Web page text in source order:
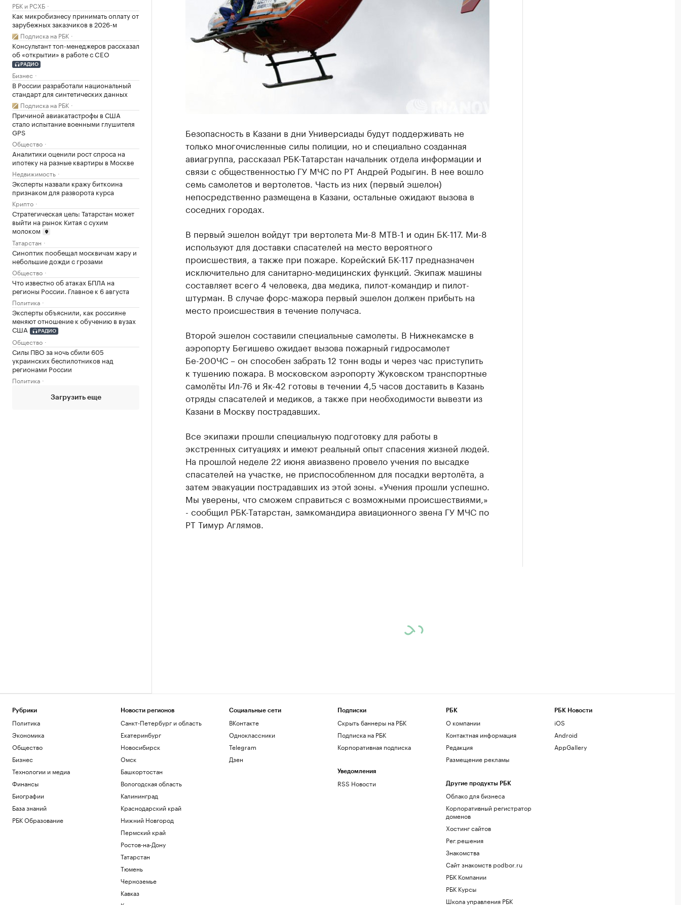
РБК и РСХБ
Как микробизнесу принимать оплату от
зарубежных заказчиков в 2026-м
Подписка на РБК
Консультант топ-менеджеров рассказал
об «открытии» в работе с CEO
РАДИО
Бизнес
В России разработали национальный
стандарт для синтетических данных
Подписка на РБК
Причиной авиакатастрофы в США
стало испытание военными глушителя
GPS
Общество
Аналитики оценили рост спроса на
ипотеку на разные квартиры в Москве
Недвижимость
Эксперты назвали кражу биткоина
признаком для разворота курса
Крипто
Стратегическая цель: Татарстан может
выйти на рынок Китая с сухим
молоком
Татарстан
Синоптик пообещал москвичам жару и
небольшие дожди с грозами
Общество
Что известно об атаках БПЛА на
регионы России. Главное к 6 августа
Политика
Эксперты объяснили, как россияне
меняют отношение к обучению в вузах
США
РАДИО
Общество
Силы ПВО за ночь сбили 605
украинских беспилотников над
регионами России
Политика
Загрузить еще
Безопасность в Казани в дни Универсиады будут поддерживать не
только многочисленные силы полиции, но и специально созданная
авиагруппа, рассказал РБК-Татарстан начальник отдела информации и
связи с общественностью ГУ МЧС по РТ Андрей Родыгин. В нее вошло
семь самолетов и вертолетов. Часть из них (первый эшелон)
непосредственно размещена в Казани, остальные ожидают вызова в
соседних городах.
В первый эшелон войдут три вертолета Ми-8 МТВ-1 и один БК-117. Ми-8
используют для доставки спасателей на место вероятного
происшествия, а также при пожаре. Корейский БК-117 предназначен
исключительно для санитарно-медицинских функций. Экипаж машины
составляет всего 4 человека, два медика, пилот-командир и пилот-
штурман. В случае форс-мажора первый эшелон должен прибыть на
место происшествия в течение получаса.
Второй эшелон составили специальные самолеты. В Нижнекамске в
аэропорту Бегишево ожидает вызова пожарный гидросамолет
Бе-200ЧС – он способен забрать 12 тонн воды и через час приступить
к тушению пожара. В московском аэропорту Жуковском транспортные
самолёты Ил-76 и Як-42 готовы в течении 4,5 часов доставить в Казань
отряды спасателей и медиков, а также при необходимости вывезти из
Казани в Москву пострадавших.
Все экипажи прошли специальную подготовку для работы в
экстренных ситуациях и имеют реальный опыт спасения жизней людей.
На прошлой неделе 22 июня авиазвено провело учения по высадке
спасателей на участке, не приспособленном для посадки вертолёта, а
затем эвакуации пострадавших из этой зоны. «Учения прошли успешно.
Мы уверены, что сможем справиться с возможными происшествиями,»
- сообщил РБК-Татарстан, замкомандира авиационного звена ГУ МЧС по
РТ Тимур Аглямов.
Рубрики
Политика
Экономика
Общество
Бизнес
Технологии и медиа
Финансы
Биографии
База знаний
РБК Образование
Новости регионов
Санкт-Петербург и область
Екатеринбург
Новосибирск
Омск
Башкортостан
Вологодская область
Калининград
Краснодарский край
Нижний Новгород
Пермский край
Ростов-на-Дону
Татарстан
Тюмень
Черноземье
Кавказ
Социальные сети
ВКонтакте
Одноклассники
Telegram
Дзен
Подписки
Скрыть баннеры на РБК
Подписка на РБК
Корпоративная подписка
Уведомления
RSS Новости
РБК
О компании
Контактная информация
Редакция
Размещение рекламы
Другие продукты РБК
Облако для бизнеса
Корпоративный регистратор
доменов
Хостинг сайтов
Рег.решения
Знакомства
Сайт знакомств podbor.ru
РБК Компании
РБК Курсы
Школа управления РБК
РБК Новости
iOS
Android
AppGallery